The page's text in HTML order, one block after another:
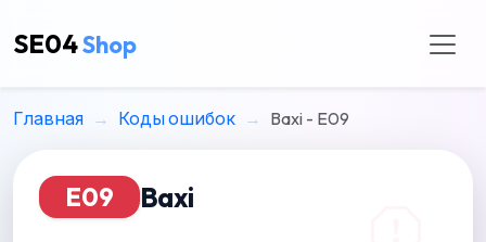
SE04Shop
Главная Коды ошибок Baxi - E09
E09 Baxi